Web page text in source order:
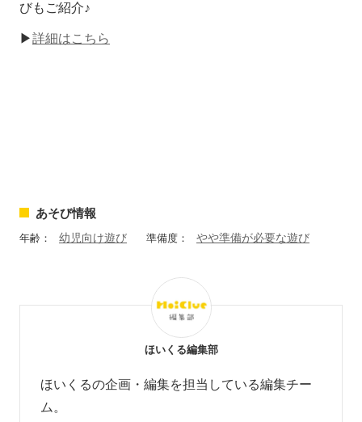
びもご紹介♪
▶詳細はこちら
あそび情報
年齢： 幼児向け遊び 準備度： やや準備が必要な遊び
ほいくる編集部
ほいくるの企画・編集を担当している編集チー
ム。